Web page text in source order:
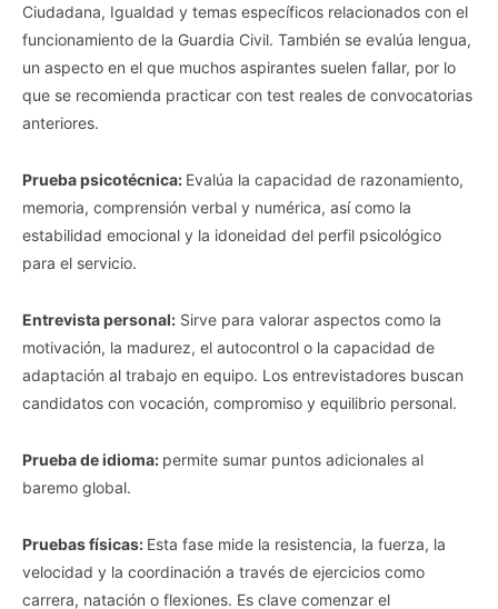
Ciudadana, Igualdad y temas específicos relacionados con el
funcionamiento de la Guardia Civil. También se evalúa lengua,
un aspecto en el que muchos aspirantes suelen fallar, por lo
que se recomienda practicar con test reales de convocatorias
anteriores.
Prueba psicotécnica: Evalúa la capacidad de razonamiento,
memoria, comprensión verbal y numérica, así como la
estabilidad emocional y la idoneidad del perfil psicológico
para el servicio.
Entrevista personal: Sirve para valorar aspectos como la
motivación, la madurez, el autocontrol o la capacidad de
adaptación al trabajo en equipo. Los entrevistadores buscan
candidatos con vocación, compromiso y equilibrio personal.
Prueba de idioma: permite sumar puntos adicionales al
baremo global.
Pruebas físicas: Esta fase mide la resistencia, la fuerza, la
velocidad y la coordinación a través de ejercicios como
carrera, natación o flexiones. Es clave comenzar el